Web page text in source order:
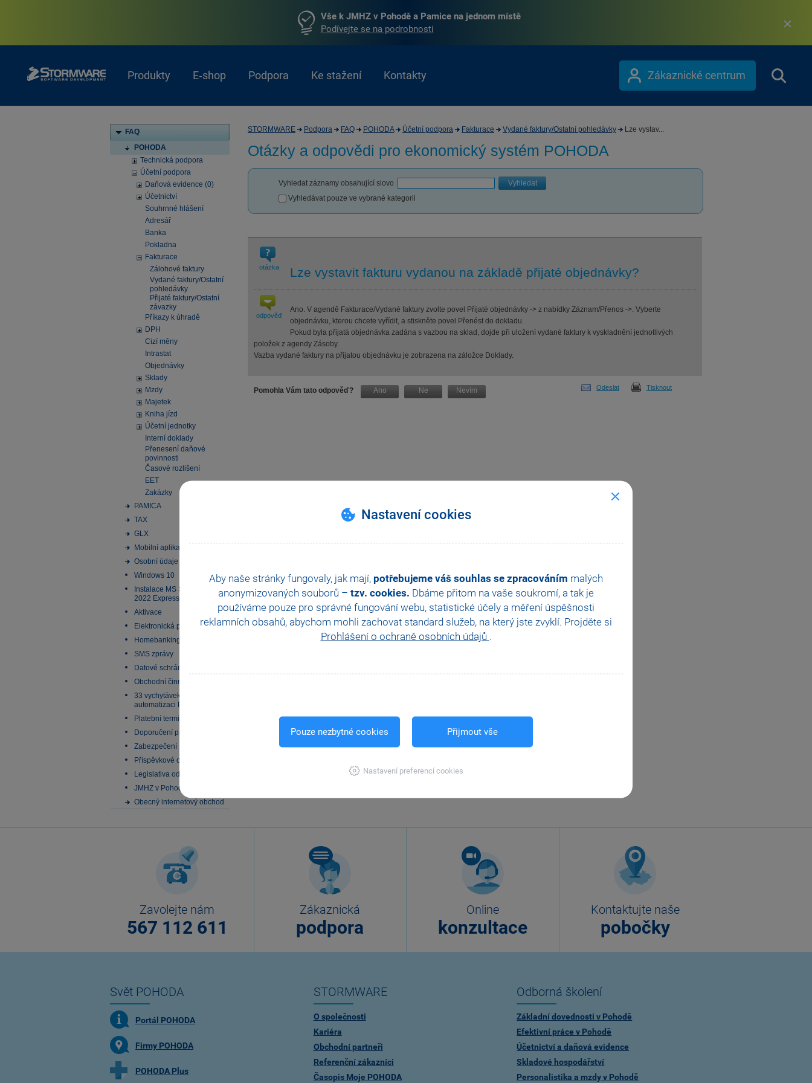
Nastavení cookies
Aby naše stránky fungovaly, jak mají, potřebujeme váš souhlas se zpracováním malých
anonymizovaných souborů – tzv. cookies. Dbáme přitom na vaše soukromí, a tak je
používáme pouze pro správné fungování webu, statistické účely a měření úspěšnosti
reklamních obsahů, abychom mohli zachovat standard služeb, na který jste zvyklí. Projděte si
Prohlášení o ochraně osobních údajů .
Pouze nezbytné cookies Přijmout vše
Nastavení preferencí cookies
Vše k JMHZ v Pohodě a Pamice na jednom místě
Podívejte se na podrobnosti
Produkty E‑shop Podpora Ke stažení Kontakty Zákaznické centrum
FAQ
POHODA
Technická podpora
Účetní podpora
Daňová evidence (0)
Účetnictví
Souhrnné hlášení
Adresář
Banka
Pokladna
Fakturace
Zálohové faktury
Vydané faktury/Ostatní
pohledávky
Přijaté faktury/Ostatní
závazky
Příkazy k úhradě
DPH
Cizí měny
Intrastat
Objednávky
Sklady
Mzdy
Majetek
Kniha jízd
Účetní jednotky
Interní doklady
Přenesení daňové
povinnosti
Časové rozlišení
EET
Zakázky
PAMICA
TAX
GLX
Mobilní aplikace
Osobní údaje
Windows 10
Instalace MS SQL Server
2022 Express
Aktivace
Elektronická podání
Homebanking
SMS zprávy
Datové schránky
Obchodní činnost
33 vychytávek pro
automatizaci Pohody
Platební terminály
Doporučení pro zálohování
Zabezpečení
Příspěvkové organizace
Legislativa od 1. 1. 2024
JMHZ v Pohodě a Pamice
Obecný internetový obchod
STORMWARE Podpora FAQ POHODA Účetní podpora Fakturace Vydané faktury/Ostatní pohledávky Lze vystav...
Otázky a odpovědi pro ekonomický systém POHODA
Vyhledat záznamy obsahující slovo
Vyhledat
Vyhledávat pouze ve vybrané kategorii
otázka Lze vystavit fakturu vydanou na základě přijaté objednávky?
odpověď
Ano. V agendě Fakturace/Vydané faktury zvolte povel Přijaté objednávky -> z nabídky Záznam/Přenos ->. Vyberte
objednávku, kterou chcete vyřídit, a stiskněte povel Přenést do dokladu.
Pokud byla přijatá objednávka zadána s vazbou na sklad, dojde při uložení vydané faktury k vyskladnění jednotlivých
položek z agendy Zásoby.
Vazba vydané faktury na přijatou objednávku je zobrazena na záložce Doklady.
Pomohla Vám tato odpověď? Ano Ne Nevím Odeslat Tisknout
Zavolejte nám
567 112 611
Zákaznická
podpora
Online
konzultace
Kontaktujte naše
pobočky
Svět POHODA
Portál POHODA
Firmy POHODA
POHODA Plus
STORMWARE
O společnosti
Kariéra
Obchodní partneři
Referenční zákazníci
Časopis Moje POHODA
Odborná školení
Základní dovednosti v Pohodě
Efektivní práce v Pohodě
Účetnictví a daňová evidence
Skladové hospodářství
Personalistika a mzdy v Pohodě